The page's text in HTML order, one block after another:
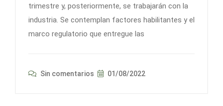
trimestre y, posteriormente, se trabajarán con la
industria. Se contemplan factores habilitantes y el
marco regulatorio que entregue las
Sin comentarios 01/08/2022